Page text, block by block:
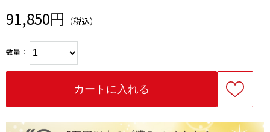
91,850円 （税込）
数量：